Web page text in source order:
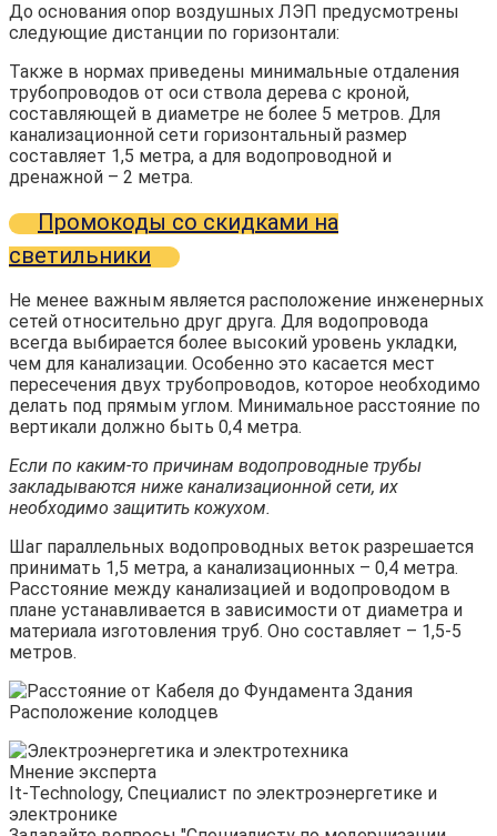
До основания опор воздушных ЛЭП предусмотрены
следующие дистанции по горизонтали:
Также в нормах приведены минимальные отдаления
трубопроводов от оси ствола дерева с кроной,
составляющей в диаметре не более 5 метров. Для
канализационной сети горизонтальный размер
составляет 1,5 метра, а для водопроводной и
дренажной – 2 метра.
Промокоды со скидками на
светильники
Не менее важным является расположение инженерных
сетей относительно друг друга. Для водопровода
всегда выбирается более высокий уровень укладки,
чем для канализации. Особенно это касается мест
пересечения двух трубопроводов, которое необходимо
делать под прямым углом. Минимальное расстояние по
вертикали должно быть 0,4 метра.
Если по каким-то причинам водопроводные трубы
закладываются ниже канализационной сети, их
необходимо защитить кожухом.
Шаг параллельных водопроводных веток разрешается
принимать 1,5 метра, а канализационных – 0,4 метра.
Расстояние между канализацией и водопроводом в
плане устанавливается в зависимости от диаметра и
материала изготовления труб. Оно составляет – 1,5-5
метров.
Мнение эксперта
It-Technology, Cпециалист по электроэнергетике и
электронике